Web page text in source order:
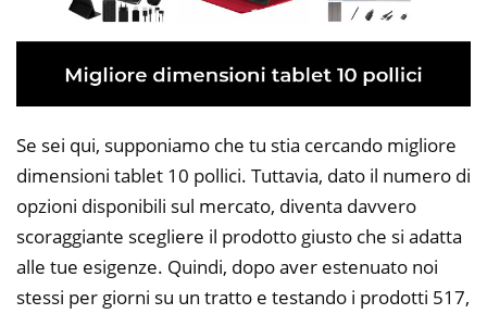
Se sei qui, supponiamo che tu stia cercando migliore
dimensioni tablet 10 pollici. Tuttavia, dato il numero di
opzioni disponibili sul mercato, diventa davvero
scoraggiante scegliere il prodotto giusto che si adatta
alle tue esigenze. Quindi, dopo aver estenuato noi
stessi per giorni su un tratto e testando i prodotti 517,